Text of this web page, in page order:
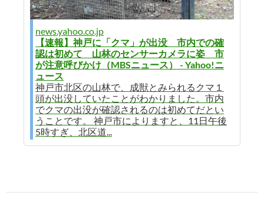
news.yahoo.co.jp
【速報】神戸に「クマ」が出没 市内での確
認は初めて 山林のセンサーカメラに姿 市
が注意呼びかけ（MBSニュース） - Yahoo!ニ
ュース
神戸市北区の山林で、成獣とみられるクマ１
頭が出没していたことがわかりました。市内
でクマの出没が確認されるのは初めてだとい
うことです。 神戸市によりますと、11日午後
5時すぎ、北区道...